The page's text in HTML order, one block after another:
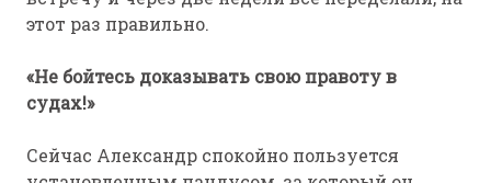
этот раз правильно.
«Не бойтесь доказывать свою правоту в
судах!»
Сейчас Александр спокойно пользуется